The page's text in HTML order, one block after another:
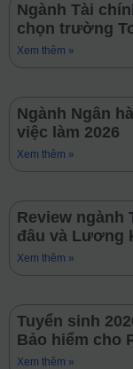
Ngành Tài
chọn trường
Xem thêm »
Ngành Ngân
việc làm 2026
Xem thêm »
Review ngành
đâu và Lương
Xem thêm »
Tuyển sinh
Bảo hiểm cho
Xem thêm »